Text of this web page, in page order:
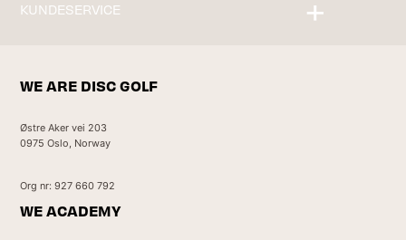
KUNDESERVICE
WE ARE DISC GOLF
Østre Aker vei 203
0975 Oslo, Norway
Org nr: 927 660 792
WE ACADEMY